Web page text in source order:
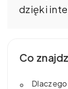
dzięki
Co